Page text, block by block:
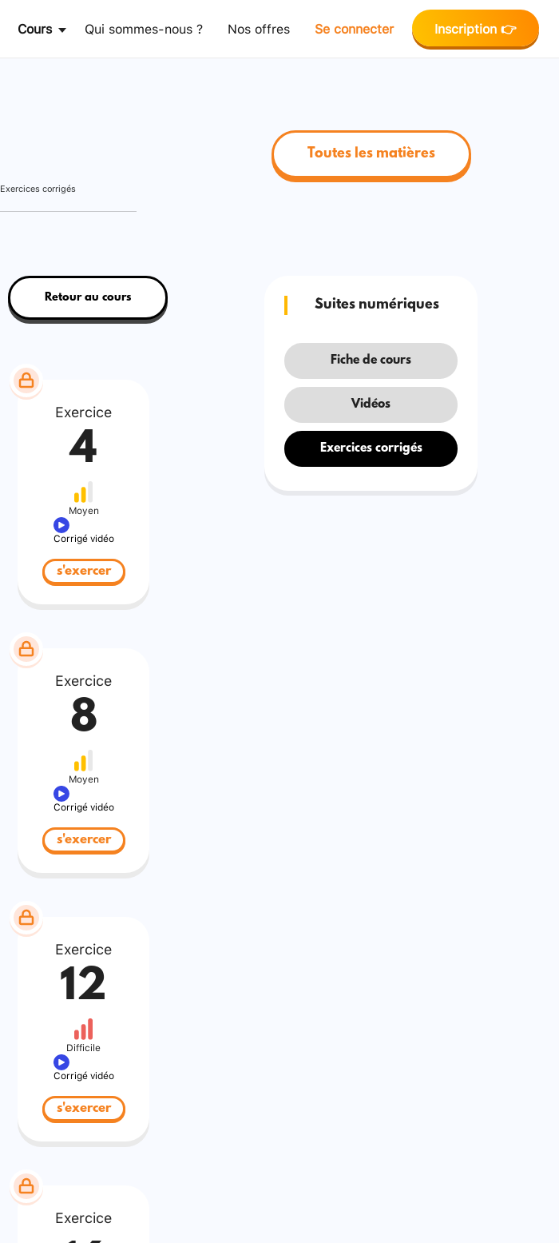
Cours Qui sommes-nous ? Nos offres Se connecter Inscription 👉
Exercices corrigés
Toutes les matières
Retour au cours
Exercice
4
Moyen
Corrigé vidéo
s'exercer
Exercice
8
Moyen
Corrigé vidéo
s'exercer
Exercice
12
Difficile
Corrigé vidéo
s'exercer
Exercice
Suites numériques
Fiche de cours
Vidéos
Exercices corrigés